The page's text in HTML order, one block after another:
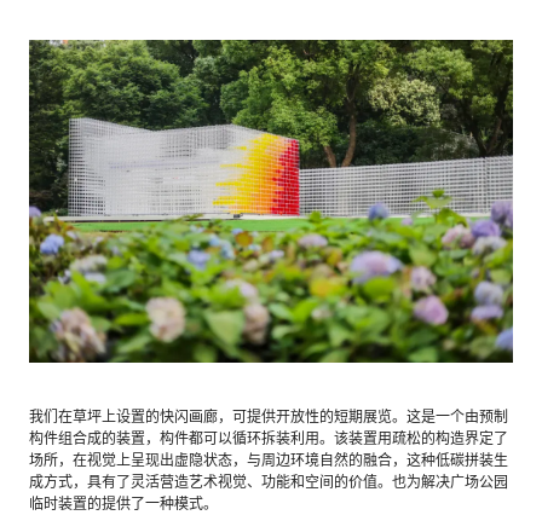
我们在草坪上设置的快闪画廊，可提供开放性的短期展览。这是一个由预制
构件组合成的装置，构件都可以循环拆装利用。该装置用疏松的构造界定了
场所，在视觉上呈现出虚隐状态，与周边环境自然的融合，这种低碳拼装生
成方式，具有了灵活营造艺术视觉、功能和空间的价值。也为解决广场公园
临时装置的提供了一种模式。